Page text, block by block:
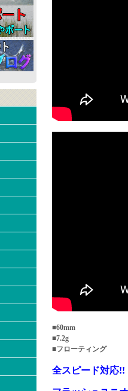
■60mm
■7.2g
■フローティング
全スピード対応!!